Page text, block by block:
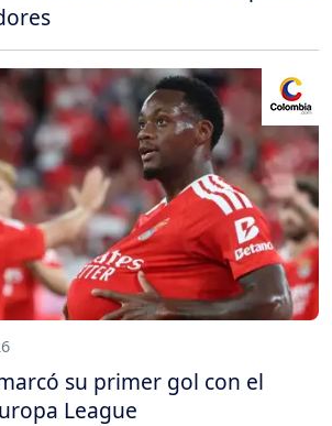
su primer gol con el
League